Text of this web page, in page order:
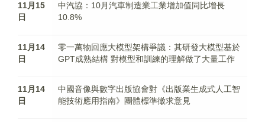
11月15
日
中汽協：10月汽車制造業工業增加值同比增長
10.8%
11月14
日
零一萬物回應大模型架構爭議：其研發大模型基於
GPT成熟結構 對模型和訓練的理解做了大量工作
11月14
日
中國音像與數字出版協會對《出版業生成式人工智
能技術應用指南》團體標準徵求意見